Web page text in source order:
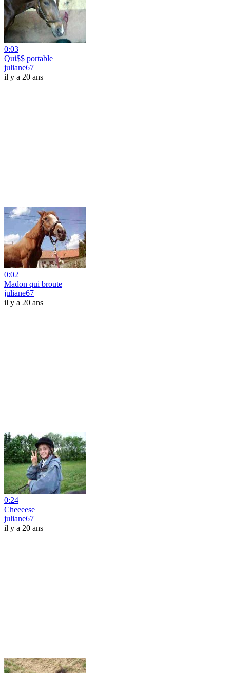
0:03
Qui$$ portable
juliane67
il y a 20 ans
0:02
Madon qui broute
juliane67
il y a 20 ans
0:24
Cheeeese
juliane67
il y a 20 ans